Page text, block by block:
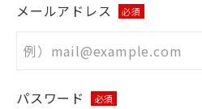
メールアドレス 必須
パスワード 必須